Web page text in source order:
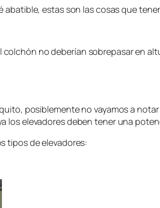
abatible, estas son las cosas que
colchón no deberían sobrepasar en
posiblemente no vayamos a
los elevadores deben tener una
tipos de elevadores: